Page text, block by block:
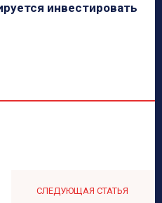
инвестировать
СЛЕДУЮЩАЯ СТАТЬЯ